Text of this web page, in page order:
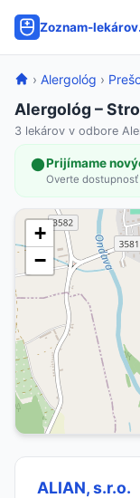
Zoznam-
› Alergológ ›
Alergológ –
3 lekárov v odbore
Prijímame
Overte
+
−
ALIAN, s.r.o.